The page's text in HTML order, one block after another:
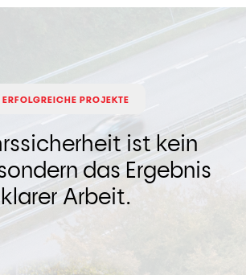
ERFOLGREICHE PROJEKTE
ist kein
das Ergebnis
klarer Arbeit.